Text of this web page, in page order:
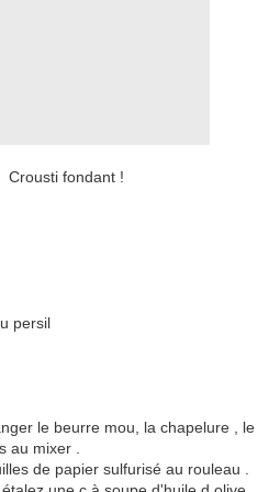
Crousti fondant !
persil
le beurre mou, la chapelure , le
au mixer .
de papier sulfurisé au rouleau .